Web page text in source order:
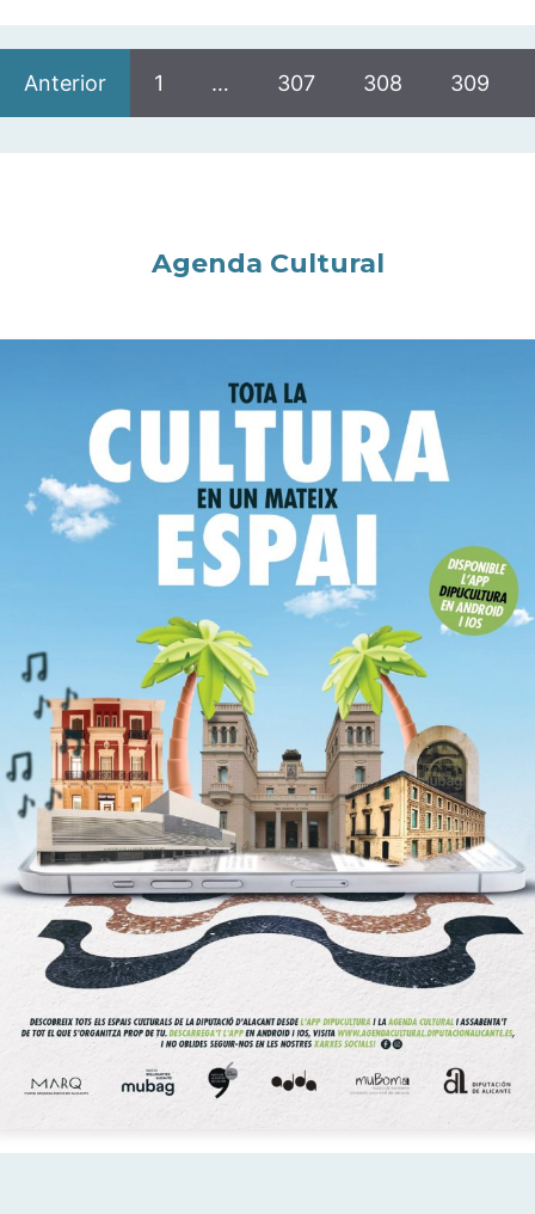
Anterior 1 … 307 308 309
Agenda Cultural